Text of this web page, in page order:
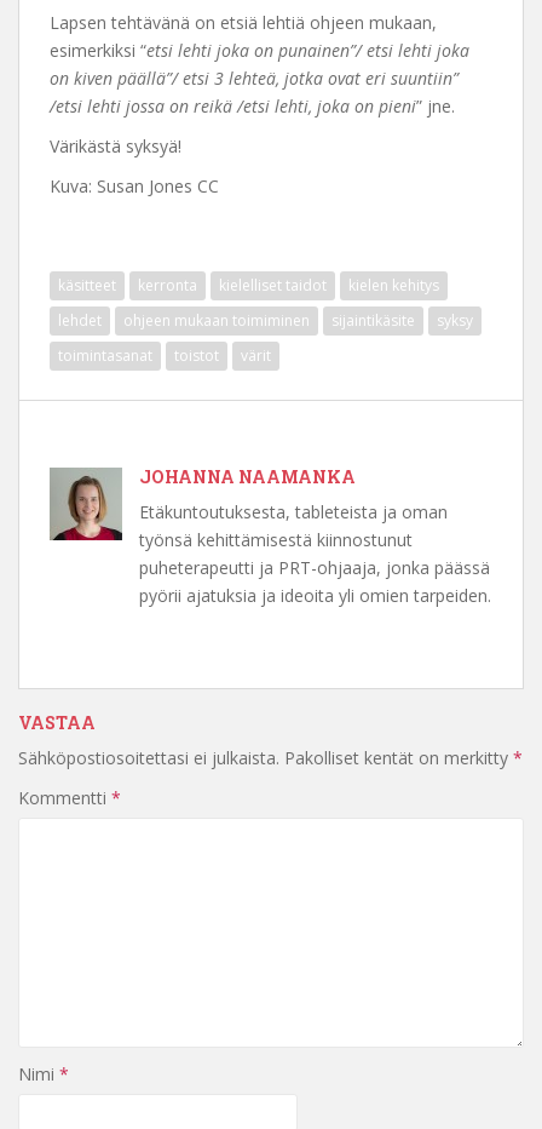
Lapsen tehtävänä on etsiä lehtiä ohjeen mukaan,
esimerkiksi “etsi lehti joka on punainen”/ etsi lehti joka
on kiven päällä”/ etsi 3 lehteä, jotka ovat eri suuntiin”
/etsi lehti jossa on reikä /etsi lehti, joka on pieni” jne.
Värikästä syksyä!
Kuva: Susan Jones CC
käsitteet kerronta kielelliset taidot
kielen kehitys
lehdet
ohjeen mukaan toimiminen sijaintikäsite
syksy
toimintasanat
toistot värit
JOHANNA NAAMANKA
Etäkuntoutuksesta, tableteista ja oman
työnsä kehittämisestä kiinnostunut
puheterapeutti ja PRT-ohjaaja, jonka päässä
pyörii ajatuksia ja ideoita yli omien tarpeiden.
VASTAA
Sähköpostiosoitettasi ei julkaista. Pakolliset kentät on merkitty *
Kommentti *
Nimi *